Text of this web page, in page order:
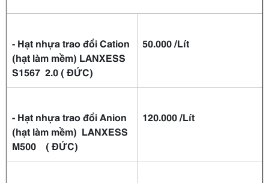
- Hạt nhựa trao đổi Cation
(hạt làm mềm) LANXESS
S1567 2.0 ( ĐỨC)
50.000 /Lít
- Hạt nhựa trao đổi Anion
(hạt làm mềm) LANXESS
M500 ( ĐỨC)
120.000 /Lít